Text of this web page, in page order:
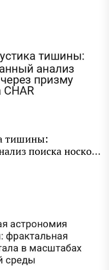
тишины:
поиска носков